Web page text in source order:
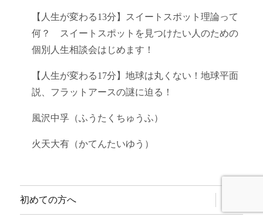
【人生が変わる13分】スイートスポット理論って
何？ スイートスポットを見つけたい人のための
個別人生相談会はじめます！
【人生が変わる17分】地球は丸くない！地球平面
説、フラットアースの謎に迫る！
風沢中孚（ふうたくちゅうふ）
火天大有（かてんたいゆう）
初めての方へ
ブ
メ